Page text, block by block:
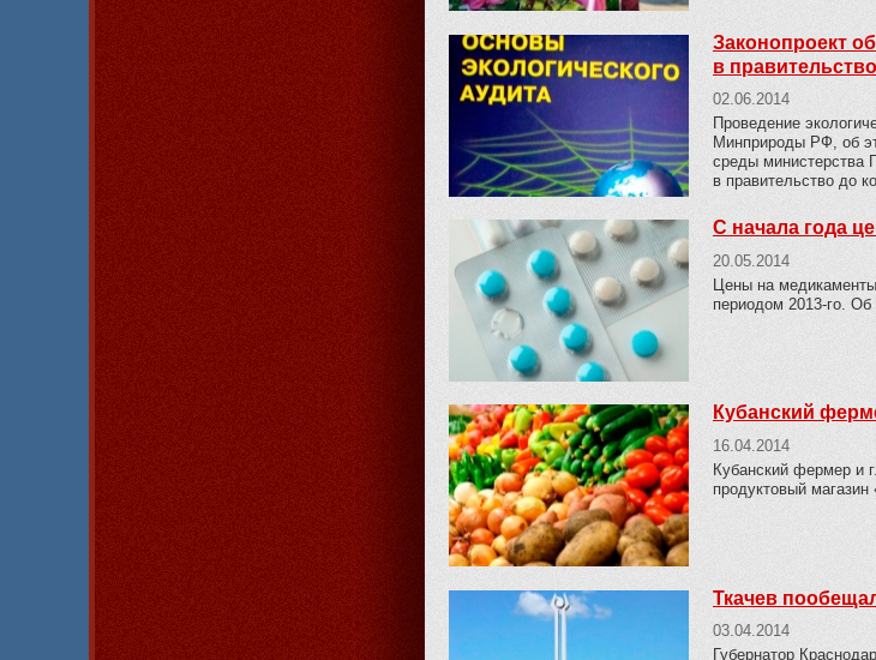
Законопроект
в
02.06.2014
Проведение
Минприроды РФ, об
среды министерства
в правительство до
С начала года
20.05.2014
Цены на
периодом 2013-го. Об
Кубанский
16.04.2014
Кубанский фермер и
продуктовый
Ткачев
03.04.2014
Губернатор